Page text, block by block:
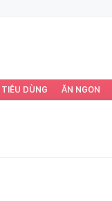
TIÊU DÙNG ĂN NGON